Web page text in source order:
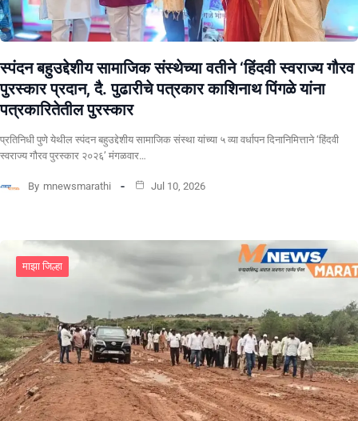
स्पंदन बहुउद्देशीय सामाजिक संस्थेच्या वतीने ‘हिंदवी स्वराज्य गौरव
पुरस्कार प्रदान, दै. पुढारीचे पत्रकार काशिनाथ पिंगळे यांना
पत्रकारितेतील पुरस्कार
प्रतिनिधी पुणे येथील स्पंदन बहुउद्देशीय सामाजिक संस्था यांच्या ५ व्या वर्धापन दिनानिमित्ताने ‘हिंदवी
स्वराज्य गौरव पुरस्कार २०२६’ मंगळवार…
By mnewsmarathi Jul 10, 2026
माझा जिल्हा